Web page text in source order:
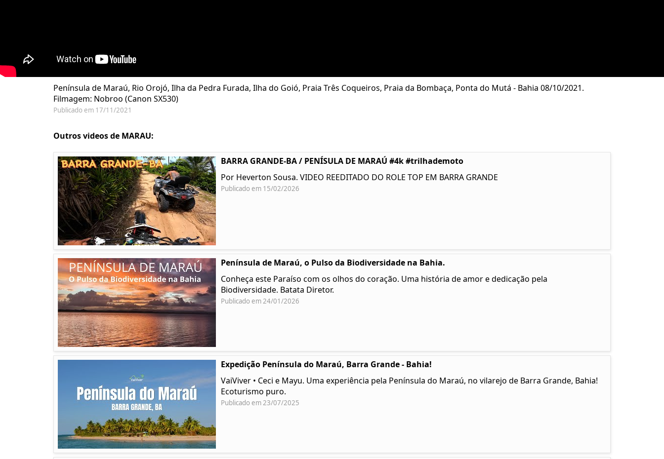
Península de Maraú, Rio Orojó, Ilha da Pedra Furada, Ilha do Goió, Praia Três Coqueiros, Praia da Bombaça, Ponta do Mutá - Bahia 08/10/2021.
Filmagem: Nobroo (Canon SX530)
Publicado em 17/11/2021
Outros videos de MARAU:
BARRA GRANDE-BA / PENÍSULA DE MARAÚ #4k #trilhademoto
Por Heverton Sousa. VIDEO REEDITADO DO ROLE TOP EM BARRA GRANDE
Publicado em 15/02/2026
Península de Maraú, o Pulso da Biodiversidade na Bahia.
Conheça este Paraíso com os olhos do coração. Uma história de amor e dedicação pela
Biodiversidade. Batata Diretor.
Publicado em 24/01/2026
Expedição Península do Maraú, Barra Grande - Bahia!
VaiViver • Ceci e Mayu. Uma experiência pela Península do Maraú, no vilarejo de Barra Grande, Bahia!
Ecoturismo puro.
Publicado em 23/07/2025